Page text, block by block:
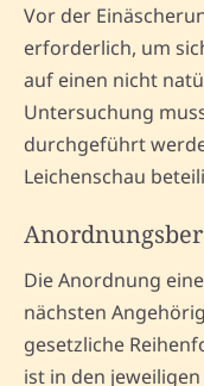
Vor der
erforderlich, um
auf einen nicht
Untersuchung
durchgeführt
Leichenschau
Die Anordnung
nächsten
gesetzliche
ist in den